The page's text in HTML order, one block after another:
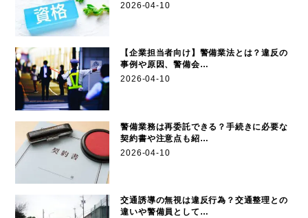
2026-04-10
【企業担当者向け】警備業法とは？違反の
事例や原因、警備会…
2026-04-10
警備業務は再委託できる？手続きに必要な
契約書や注意点も紹…
2026-04-10
交通誘導の無視は違反行為？交通整理との
違いや警備員として…